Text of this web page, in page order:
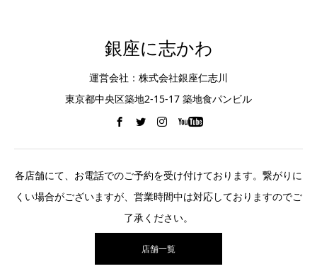
銀座に志かわ
運営会社：株式会社銀座仁志川
東京都中央区築地2-15-17 築地食パンビル
各店舗にて、お電話でのご予約を受け付けております。繋がりに
くい場合がございますが、営業時間中は対応しておりますのでご
了承ください。
店舗一覧